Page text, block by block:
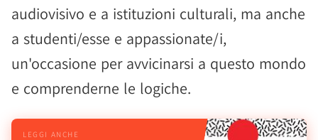
audiovisivo e a istituzioni culturali, ma anche
a studenti/esse e appassionate/i,
un'occasione per avvicinarsi a questo mondo
e comprenderne le logiche.